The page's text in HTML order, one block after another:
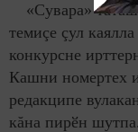
«Сувара»
темиçе çул
конкурсне
Кашни номертех
редакципе
кăна пирӗн